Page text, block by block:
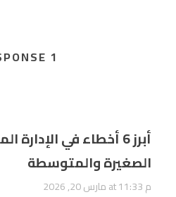
1 RESPONSE
أبرز 6 أخطاء في
الصغيرة والمتوسطة
مارس 20, 2026 at 11:33 م